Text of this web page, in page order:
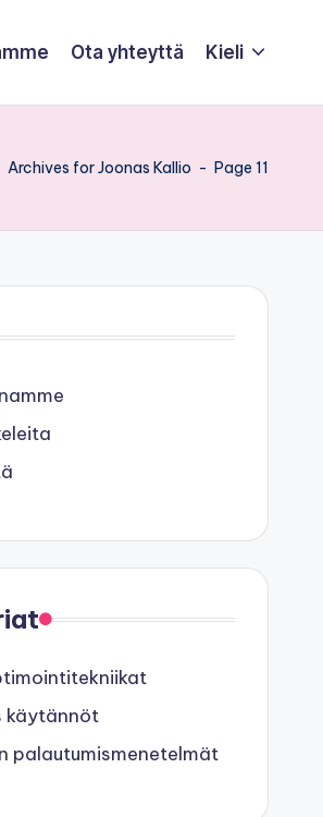
Ota yhteyttä Kieli
Archives for Joonas Kallio - Page 11
käytännöt
palautumismenetelmät